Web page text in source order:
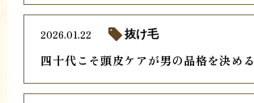
四十代こそ頭皮ケアが男の品格を決める
2026.01.22 抜け毛